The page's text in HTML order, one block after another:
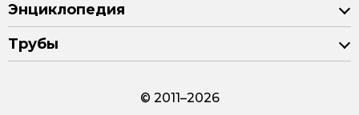
Энциклопедия
Трубы
© 2011–2026